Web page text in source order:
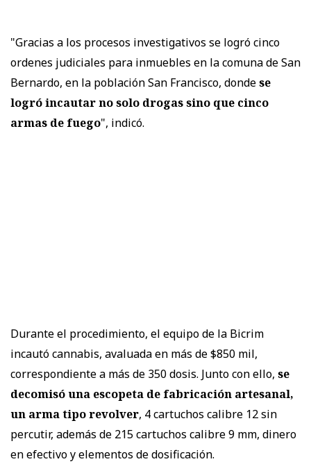
"Gracias a los procesos investigativos se logró cinco
ordenes judiciales para inmuebles en la comuna de San
Bernardo, en la población San Francisco, dondese
logró incautar no solo drogas sino que cinco
armas de fuego", indicó.
Durante el procedimiento, el equipo de la Bicrim
incautó cannabis, avaluada en más de $850 mil,
correspondiente a más de 350 dosis. Junto con ello, se
decomisó una escopeta de fabricación artesanal,
un arma tipo revolver, 4 cartuchos calibre 12 sin
percutir, además de 215 cartuchos calibre 9 mm, dinero
en efectivo y elementos de dosificación.